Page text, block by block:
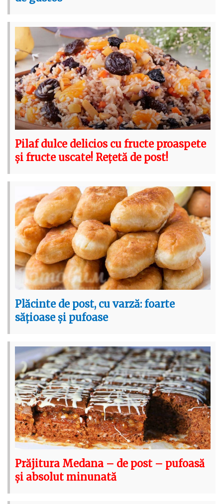
Pilaf dulce delicios cu fructe proaspete
și fructe uscate! Rețetă de post!
Plăcinte de post, cu varză: foarte
sățioase și pufoase
Prăjitura Medana – de post – pufoasă
și absolut minunată